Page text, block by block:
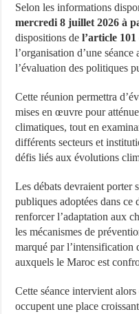
Selon les informations
mercredi 8 juillet 2026 à
dispositions del’article
l’organisation d’une
l’évaluation des politiques
Cette réunion permettra
mises en œuvre pour
climatiques, tout en
différents secteurs et
défis liés aux évolutions
Les débats devraient porter
publiques adoptées dans ce
renforcer l’adaptation aux
les mécanismes de
marqué par l’intensification
auxquels le Maroc est
Cette séance intervient
occupent une place